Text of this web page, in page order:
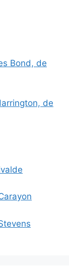
Bond, de
de